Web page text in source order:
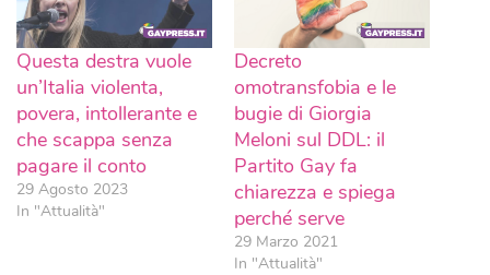
Questa destra vuole
un’Italia violenta,
povera, intollerante e
che scappa senza
pagare il conto
29 Agosto 2023
In "Attualità"
Decreto
omotransfobia e le
bugie di Giorgia
Meloni sul DDL: il
Partito Gay fa
chiarezza e spiega
perché serve
29 Marzo 2021
In "Attualità"